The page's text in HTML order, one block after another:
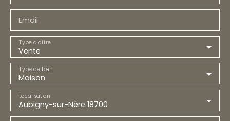
Email
Vente
Type d'offre
Maison
Type de bien
Aubigny-sur-Nère 18700
Localisation